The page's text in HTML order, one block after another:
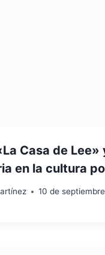
Casa de Lee»
en la cultura
10 de